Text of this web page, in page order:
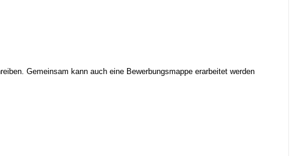
Gemeinsam kann auch eine Bewerbungsmappe erarbeitet werden